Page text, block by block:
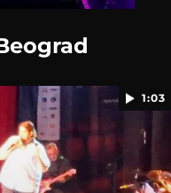
1:03